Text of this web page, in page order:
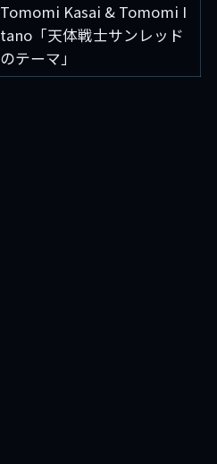
Tomomi Kasai & Tomomi I
tano「天体戦士サンレッド
のテーマ」